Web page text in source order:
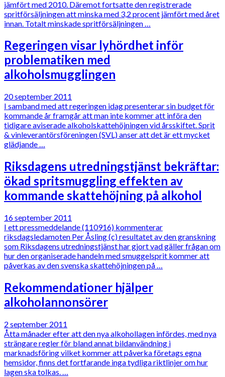
jämfört med 2010. Däremot fortsatte den registrerade
spritförsäljningen att minska med 3,2 procent jämfört med året
innan. Totalt minskade spritförsäljningen …
Regeringen visar lyhördhet inför
problematiken med
alkoholsmugglingen
20 september 2011
I samband med att regeringen idag presenterar sin budget för
kommande år framgår att man inte kommer att införa den
tidigare aviserade alkoholskattehöjningen vid årsskiftet. Sprit
& vinleverantörsföreningen (SVL) anser att det är ett mycket
glädjande …
Riksdagens utredningstjänst bekräftar:
ökad spritsmuggling effekten av
kommande skattehöjning på alkohol
16 september 2011
I ett pressmeddelande (110916) kommenterar
riksdagsledamoten Per Åsling (c) resultatet av den granskning
som Riksdagens utredningstjänst har gjort vad gäller frågan om
hur den organiserade handeln med smuggelsprit kommer att
påverkas av den svenska skattehöjningen på …
Rekommendationer hjälper
alkoholannonsörer
2 september 2011
Åtta månader efter att den nya alkohollagen infördes, med nya
strängare regler för bland annat bildanvändning i
marknadsföring vilket kommer att påverka företags egna
hemsidor, finns det fortfarande inga tydliga riktlinjer om hur
lagen ska tolkas. …